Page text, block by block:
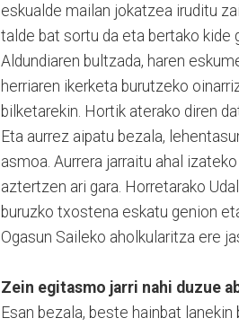
eskualde mailan jokatzea iruditu
talde bat sortu da eta bertako kide
Aldundiaren bultzada, haren
herriaren ikerketa burutzeko
bilketarekin. Hortik aterako diren
Eta aurrez aipatu bezala,
asmoa. Aurrera jarraitu ahal
aztertzen ari gara. Horretarako
buruzko txostena eskatu genion
Ogasun Saileko aholkularitza ere
Zein egitasmo jarri nahi duzue
Esan bezala, beste hainbat